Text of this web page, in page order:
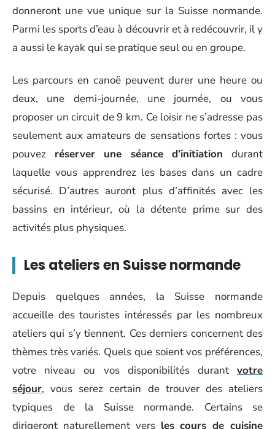
donneront une vue unique sur la Suisse normande.
Parmi les sports d’eau à découvrir et à redécouvrir, il y
a aussi le kayak qui se pratique seul ou en groupe.
Les parcours en canoë peuvent durer une heure ou
deux, une demi-journée, une journée, ou vous
proposer un circuit de 9 km. Ce loisir ne s’adresse pas
seulement aux amateurs de sensations fortes : vous
pouvez réserver une séance d’initiation durant
laquelle vous apprendrez les bases dans un cadre
sécurisé. D’autres auront plus d’affinités avec les
bassins en intérieur, où la détente prime sur des
activités plus physiques.
Les ateliers en Suisse normande
Depuis quelques années, la Suisse normande
accueille des touristes intéressés par les nombreux
ateliers qui s’y tiennent. Ces derniers concernent des
thèmes très variés. Quels que soient vos préférences,
votre niveau ou vos disponibilités durant votre
séjour, vous serez certain de trouver des ateliers
typiques de la Suisse normande. Certains se
dirigeront naturellement vers les cours de cuisine